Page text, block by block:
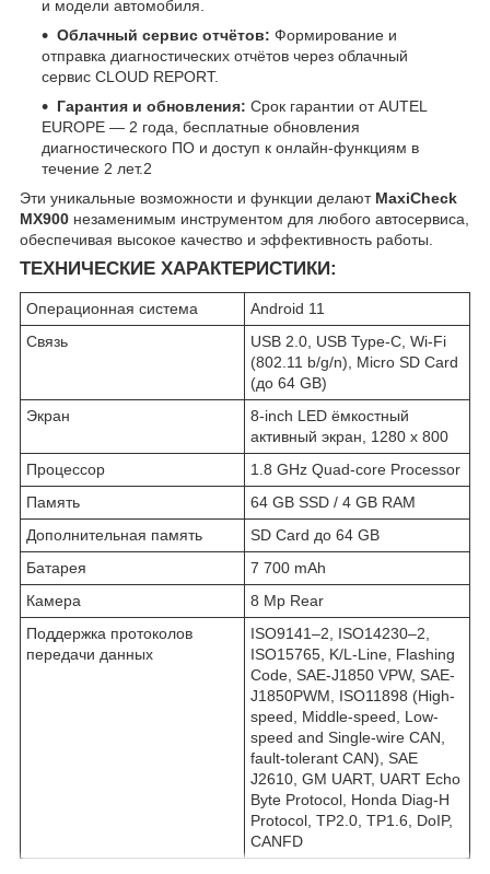
и модели автомобиля.
Облачный сервис отчётов: Формирование и
отправка диагностических отчётов через облачный
сервис CLOUD REPORT.
Гарантия и обновления: Срок гарантии от AUTEL
EUROPE — 2 года, бесплатные обновления
диагностического ПО и доступ к онлайн-функциям в
течение 2 лет.2
Эти уникальные возможности и функции делают MaxiCheck
MX900 незаменимым инструментом для любого автосервиса,
обеспечивая высокое качество и эффективность работы.
ТЕХНИЧЕСКИЕ ХАРАКТЕРИСТИКИ:
Операционная система
Android 11
Связь
USB 2.0, USB Type-C, Wi-Fi
(802.11 b/g/n), Micro SD Card
(до 64 GB)
Экран
8-inch LED ёмкостный
активный экран, 1280 x 800
Процессор
1.8 GHz Quad-core Processor
Память
64 GB SSD / 4 GB RAM
Дополнительная память
SD Card до 64 GB
Батарея
7 700 mAh
Камера
8 Mp Rear
Поддержка протоколов
передачи данных
ISO9141–2, ISO14230–2,
ISO15765, K/L-Line, Flashing
Code, SAE-J1850 VPW, SAE-
J1850PWM, ISO11898 (High-
speed, Middle-speed, Low-
speed and Single-wire CAN,
fault-tolerant CAN), SAE
J2610, GM UART, UART Echo
Byte Protocol, Honda Diag-H
Protocol, TP2.0, TP1.6, DoIP,
CANFD